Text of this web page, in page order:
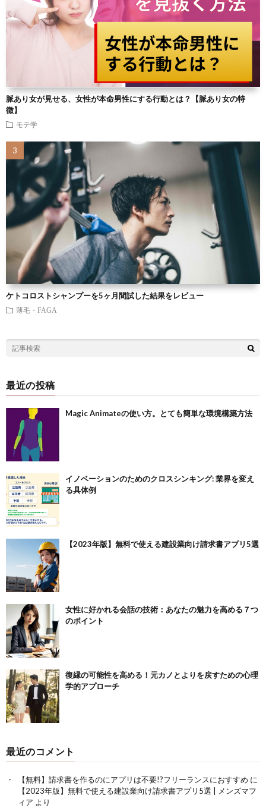
脈あり女が見せる、女性が本命男性にする行動とは？【脈あり女の特
徴】
モテ学
ケトコロストシャンプーを5ヶ月間試した結果をレビュー
薄毛・FAGA
最近の投稿
Magic Animateの使い方。とても簡単な環境構築方法
イノベーションのためのクロスシンキング: 業界を変え
る具体例
【2023年版】無料で使える建設業向け請求書アプリ5選
女性に好かれる会話の技術：あなたの魅力を高める７つ
のポイント
復縁の可能性を高める！元カノとよりを戻すための心理
学的アプローチ
最近のコメント
【無料】請求書を作るのにアプリは不要!?フリーランスにおすすめ に
【2023年版】無料で使える建設業向け請求書アプリ5選 | メンズマフ
ィア より